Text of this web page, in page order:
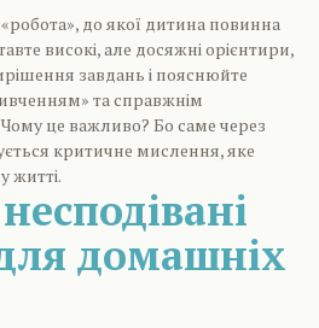
до якої дитина повинна
високі, але досяжні орієнтири,
завдань і пояснюйте
та справжнім
це важливо? Бо саме через
критичне мислення, яке
житті.
домашніх